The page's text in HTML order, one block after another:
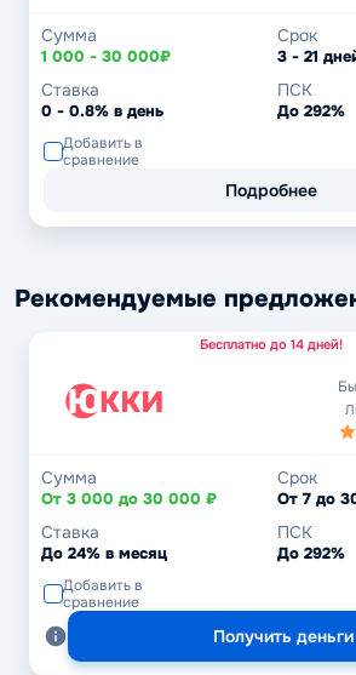
Сумма
1 000 - 30 000₽
Срок
3 - 21
Ставка
0 - 0.8% в день
ПСК
До 292%
Добавить в
сравнение
Подробнее
Рекомендуемые
Бесплатно до 14 дней!
Сумма
От 3 000 до 30 000 ₽
Срок
От 7 до
Ставка
До 24% в месяц
ПСК
До 292%
Добавить в
сравнение
Получить деньги